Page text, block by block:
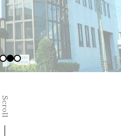
Scroll